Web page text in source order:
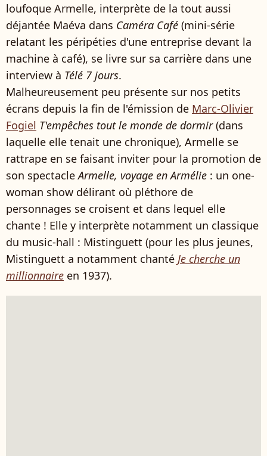
loufoque Armelle, interprète de la tout aussi
déjantée Maéva dans Caméra Café (mini-série
relatant les péripéties d'une entreprise devant la
machine à café), se livre sur sa carrière dans une
interview à Télé 7 jours.
Malheureusement peu présente sur nos petits
écrans depuis la fin de l'émission de Marc-Olivier
Fogiel T'empêches tout le monde de dormir(dans
laquelle elle tenait une chronique), Armelle se
rattrape en se faisant inviter pour la promotion de
son spectacleArmelle, voyage en Armélie : un one-
woman show délirant où pléthore de
personnages se croisent et dans lequel elle
chante ! Elle y interprète notamment un classique
du music-hall : Mistinguett (pour les plus jeunes,
Mistinguett a notamment chanté Je cherche un
millionnaire en 1937).